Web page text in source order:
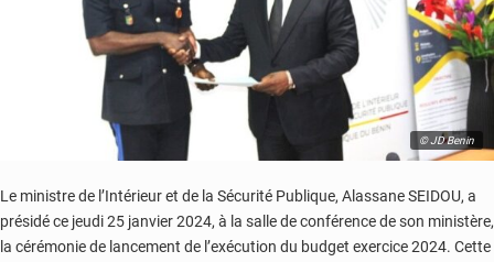
© JD Benin
Le ministre de l’Intérieur et de la Sécurité Publique, Alassane SEIDOU, a
présidé ce jeudi 25 janvier 2024, à la salle de conférence de son ministère,
la cérémonie de lancement de l’exécution du budget exercice 2024. Cette